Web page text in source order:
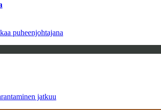
puheenjohtajana
jatkuu